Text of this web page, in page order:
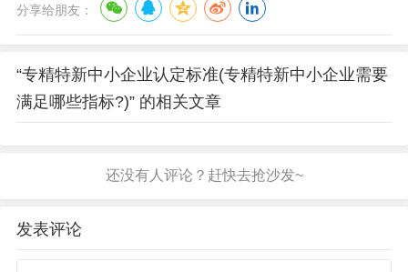
分享给朋友：
“专精特新中小企业认定标准(专精特新中小企业需要
满足哪些指标?)” 的相关文章
发表评论